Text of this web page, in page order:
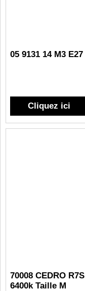
05 9131 14 M3 E27
Cliquez ici
70008 CEDRO
6400k Taille M